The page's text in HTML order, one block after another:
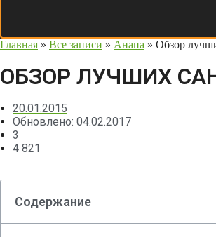
Главная » Все записи » Анапа » Обзор
ОБЗОР ЛУЧШИХ
20.01.2015
Обновлено: 04.02.2017
3
4 821
Содержание